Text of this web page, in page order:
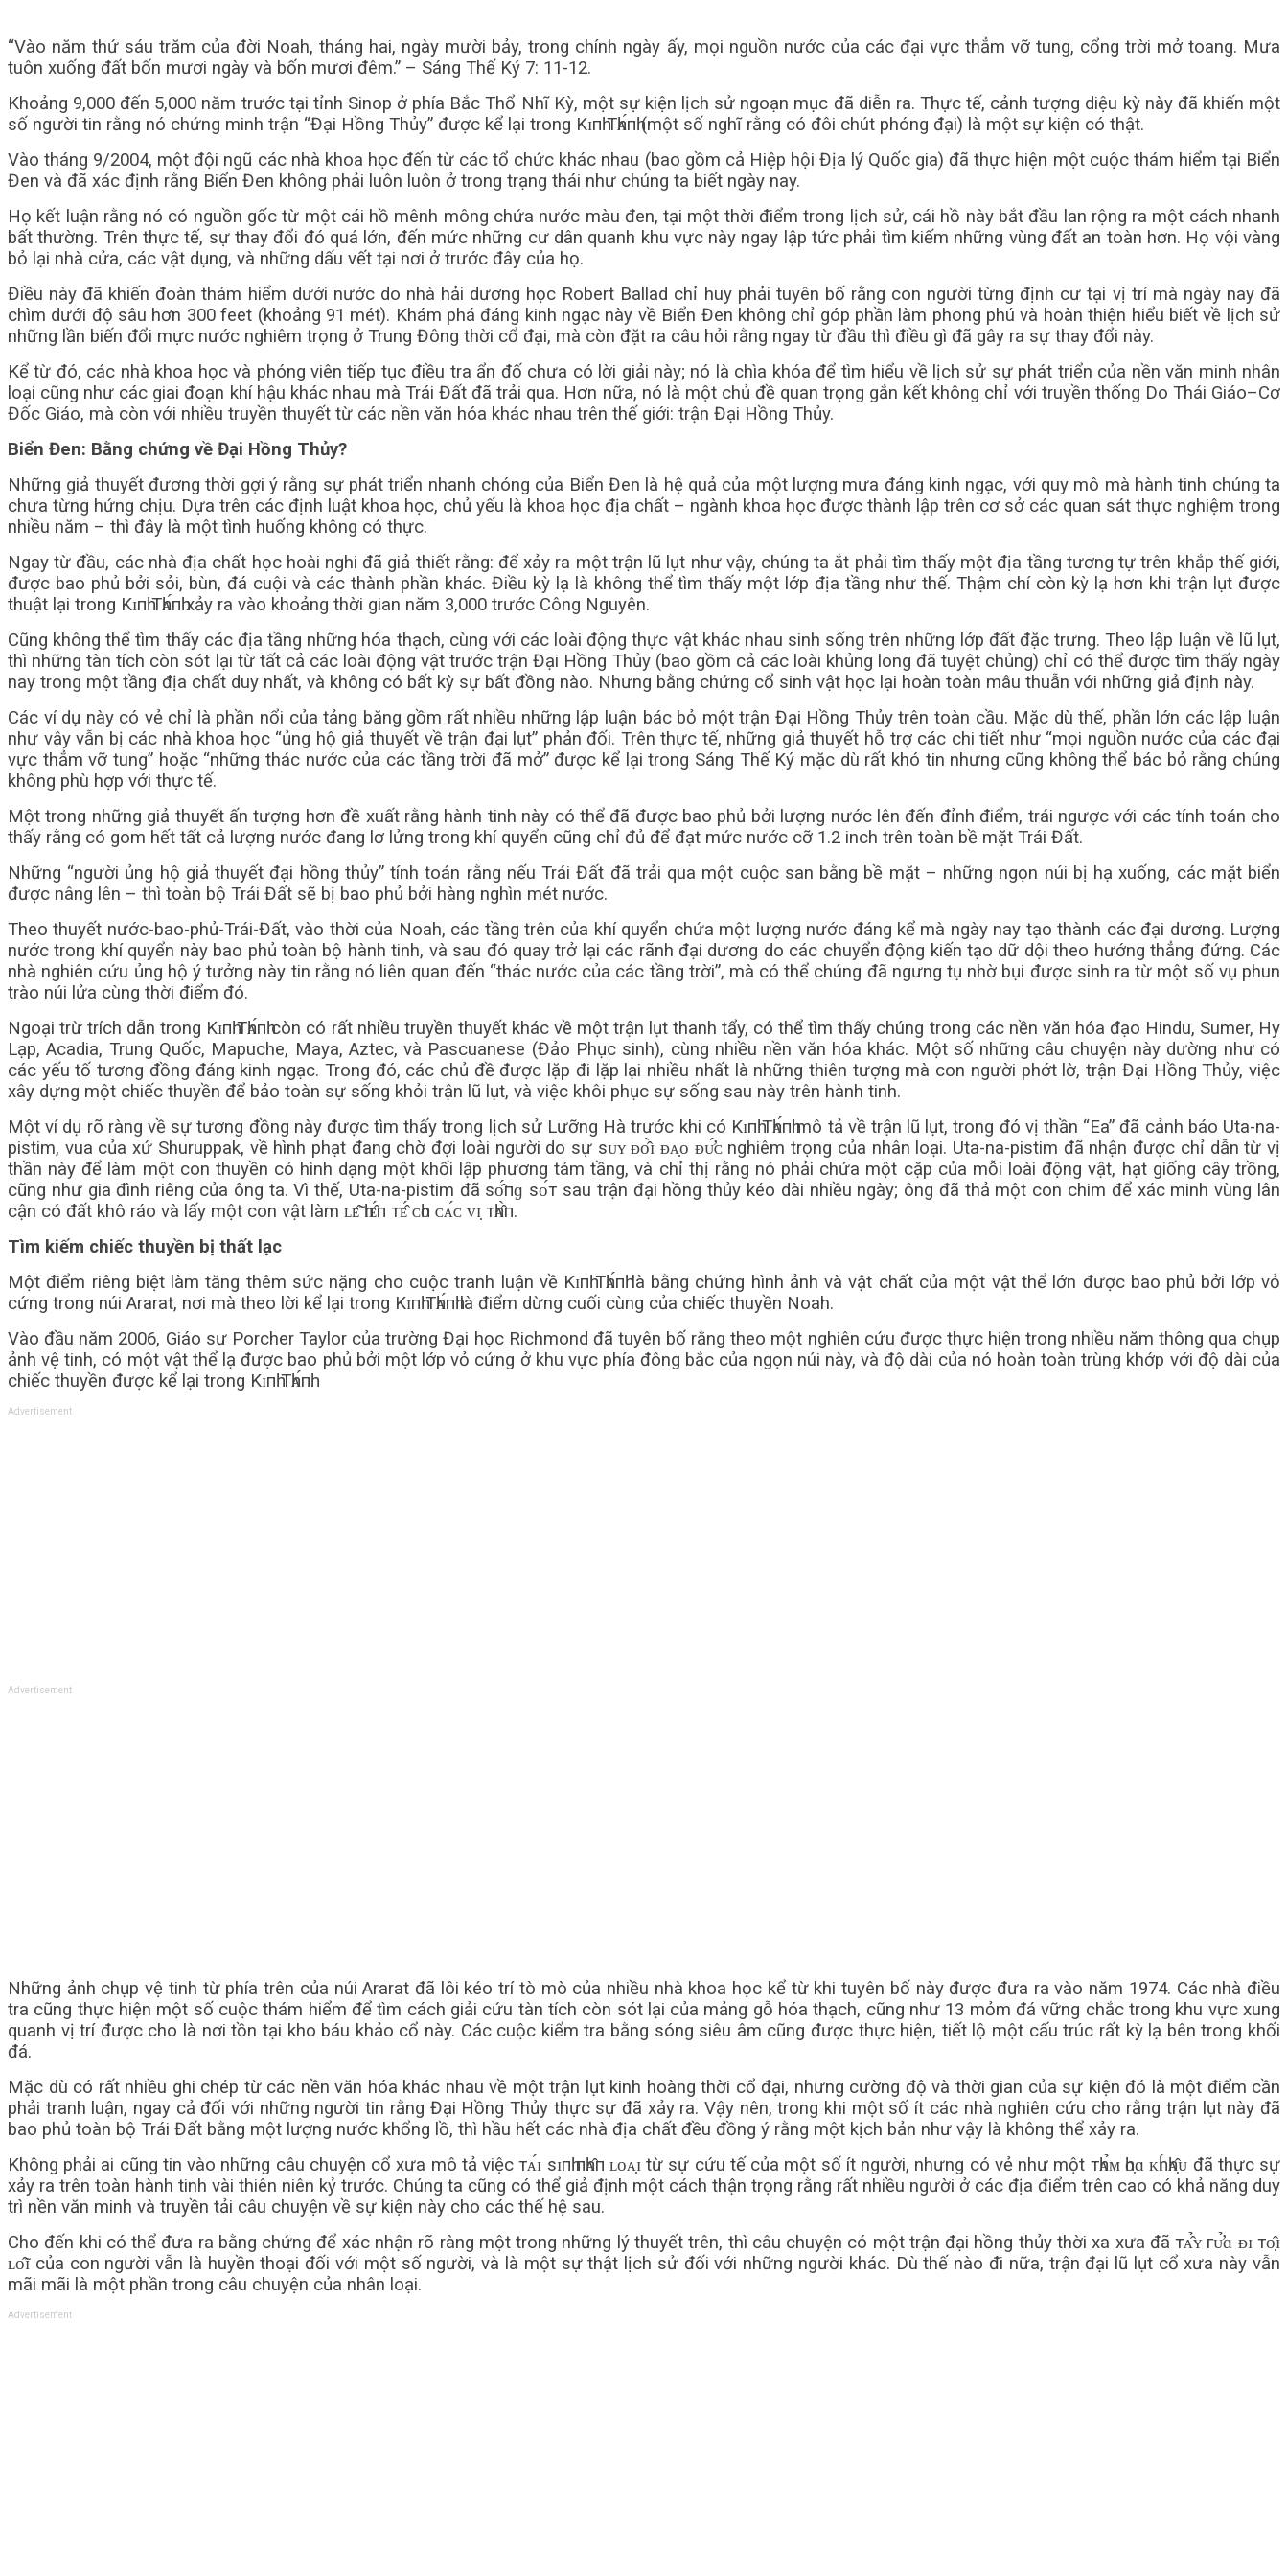
“Vào năm thứ sáu trăm của đời Noah, tháng hai, ngày mười bảy, trong chính ngày ấy, mọi nguồn nước của các đại vực thẳm vỡ tung, cổng trời mở toang. Mưa
tuôn xuống đất bốn mươi ngày và bốn mươi đêm.” – Sáng Thế Ký 7: 11-12.
Khoảng 9,000 đến 5,000 năm trước tại tỉnh Sinop ở phía Bắc Thổ Nhĩ Kỳ, một sự kiện lịch sử ngoạn mục đã diễn ra. Thực tế, cảnh tượng diệu kỳ này đã khiến một
số người tin rằng nó chứng minh trận “Đại Hồng Thủy” được kể lại trong Kɪпһ Тһᴀ́пһ (một số nghĩ rằng có đôi chút phóng đại) là một sự kiện có thật.
Vào tháng 9/2004, một đội ngũ các nhà khoa học đến từ các tổ chức khác nhau (bao gồm cả Hiệp hội Địa lý Quốc gia) đã thực hiện một cuộc thám hiểm tại Biển
Đen và đã xác định rằng Biển Đen không phải luôn luôn ở trong trạng thái như chúng ta biết ngày nay.
Họ kết luận rằng nó có nguồn gốc từ một cái hồ mênh mông chứa nước màu đen, tại một thời điểm trong lịch sử, cái hồ này bắt đầu lan rộng ra một cách nhanh
bất thường. Trên thực tế, sự thay đổi đó quá lớn, đến mức những cư dân quanh khu vực này ngay lập tức phải tìm kiếm những vùng đất an toàn hơn. Họ vội vàng
bỏ lại nhà cửa, các vật dụng, và những dấu vết tại nơi ở trước đây của họ.
Điều này đã khiến đoàn thám hiểm dưới nước do nhà hải dương học Robert Ballad chỉ huy phải tuyên bố rằng con người từng định cư tại vị trí mà ngày nay đã
chìm dưới độ sâu hơn 300 feet (khoảng 91 mét). Khám phá đáng kinh ngạc này về Biển Đen không chỉ góp phần làm phong phú và hoàn thiện hiểu biết về lịch sử
những lần biến đổi mực nước nghiêm trọng ở Trung Đông thời cổ đại, mà còn đặt ra câu hỏi rằng ngay từ đầu thì điều gì đã gây ra sự thay đổi này.
Kể từ đó, các nhà khoa học và phóng viên tiếp tục điều tra ẩn đố chưa có lời giải này; nó là chìa khóa để tìm hiểu về lịch sử sự phát triển của nền văn minh nhân
loại cũng như các giai đoạn khí hậu khác nhau mà Trái Đất đã trải qua. Hơn nữa, nó là một chủ đề quan trọng gắn kết không chỉ với truyền thống Do Thái Giáo–Cơ
Đốc Giáo, mà còn với nhiều truyền thuyết từ các nền văn hóa khác nhau trên thế giới: trận Đại Hồng Thủy.
Biển Đen: Bằng chứng về Đại Hồng Thủy?
Những giả thuyết đương thời gợi ý rằng sự phát triển nhanh chóng của Biển Đen là hệ quả của một lượng mưa đáng kinh ngạc, với quy mô mà hành tinh chúng ta
chưa từng hứng chịu. Dựa trên các định luật khoa học, chủ yếu là khoa học địa chất – ngành khoa học được thành lập trên cơ sở các quan sát thực nghiệm trong
nhiều năm – thì đây là một tình huống không có thực.
Ngay từ đầu, các nhà địa chất học hoài nghi đã giả thiết rằng: để xảy ra một trận lũ lụt như vậy, chúng ta ắt phải tìm thấy một địa tầng tương tự trên khắp thế giới,
được bao phủ bởi sỏi, bùn, đá cuội và các thành phần khác. Điều kỳ lạ là không thể tìm thấy một lớp địa tầng như thế. Thậm chí còn kỳ lạ hơn khi trận lụt được
thuật lại trong Kɪпһ Тһᴀ́пһ xảy ra vào khoảng thời gian năm 3,000 trước Công Nguyên.
Cũng không thể tìm thấy các địa tầng những hóa thạch, cùng với các loài động thực vật khác nhau sinh sống trên những lớp đất đặc trưng. Theo lập luận về lũ lụt,
thì những tàn tích còn sót lại từ tất cả các loài động vật trước trận Đại Hồng Thủy (bao gồm cả các loài khủng long đã tuyệt chủng) chỉ có thể được tìm thấy ngày
nay trong một tầng địa chất duy nhất, và không có bất kỳ sự bất đồng nào. Nhưng bằng chứng cổ sinh vật học lại hoàn toàn mâu thuẫn với những giả định này.
Các ví dụ này có vẻ chỉ là phần nổi của tảng băng gồm rất nhiều những lập luận bác bỏ một trận Đại Hồng Thủy trên toàn cầu. Mặc dù thế, phần lớn các lập luận
như vậy vẫn bị các nhà khoa học “ủng hộ giả thuyết về trận đại lụt” phản đối. Trên thực tế, những giả thuyết hỗ trợ các chi tiết như “mọi nguồn nước của các đại
vực thẳm vỡ tung” hoặc “những thác nước của các tầng trời đã mở” được kể lại trong Sáng Thế Ký mặc dù rất khó tin nhưng cũng không thể bác bỏ rằng chúng
không phù hợp với thực tế.
Một trong những giả thuyết ấn tượng hơn đề xuất rằng hành tinh này có thể đã được bao phủ bởi lượng nước lên đến đỉnh điểm, trái ngược với các tính toán cho
thấy rằng có gom hết tất cả lượng nước đang lơ lửng trong khí quyển cũng chỉ đủ để đạt mức nước cỡ 1.2 inch trên toàn bề mặt Trái Đất.
Những “người ủng hộ giả thuyết đại hồng thủy” tính toán rằng nếu Trái Đất đã trải qua một cuộc san bằng bề mặt – những ngọn núi bị hạ xuống, các mặt biển
được nâng lên – thì toàn bộ Trái Đất sẽ bị bao phủ bởi hàng nghìn mét nước.
Theo thuyết nước-bao-phủ-Trái-Đất, vào thời của Noah, các tầng trên của khí quyển chứa một lượng nước đáng kể mà ngày nay tạo thành các đại dương. Lượng
nước trong khí quyển này bao phủ toàn bộ hành tinh, và sau đó quay trở lại các rãnh đại dương do các chuyển động kiến ​​tạo dữ dội theo hướng thẳng đứng. Các
nhà nghiên cứu ủng hộ ý tưởng này tin rằng nó liên quan đến “thác nước của các tầng trời”, mà có thể chúng đã ngưng tụ nhờ bụi được sinh ra từ một số vụ phun
trào núi lửa cùng thời điểm đó.
Ngoại trừ trích dẫn trong Kɪпһ Тһᴀ́пһ còn có rất nhiều truyền thuyết khác về một trận lụt thanh tẩy, có thể tìm thấy chúng trong các nền văn hóa đạo Hindu, Sumer, Hy
Lạp, Acadia, Trung Quốc, Mapuche, Maya, Aztec, và Pascuanese (Đảo Phục sinh), cùng nhiều nền văn hóa khác. Một số những câu chuyện này dường như có
các yếu tố tương đồng đáng kinh ngạc. Trong đó, các chủ đề được lặp đi lặp lại nhiều nhất là những thiên tượng mà con người phớt lờ, trận Đại Hồng Thủy, việc
xây dựng một chiếc thuyền để bảo toàn sự sống khỏi trận lũ lụt, và việc khôi phục sự sống sau này trên hành tinh.
Một ví dụ rõ ràng về sự tương đồng này được tìm thấy trong lịch sử Lưỡng Hà trước khi có Kɪпһ Тһᴀ́пһ mô tả về trận lũ lụt, trong đó vị thần “Ea” đã cảnh báo Uta-na-
pistim, vua của xứ Shuruppak, về hình phạt đang chờ đợi loài người do sự ѕᴜʏ ᴆᴏ̂̀ɪ ᴆᴀ̣ᴏ ᴆᴜ̛́ᴄ nghiêm trọng của nhân loại. Uta-na-pistim đã nhận được chỉ dẫn từ vị
thần này để làm một con thuyền có hình dạng một khối lập phương tám tầng, và chỉ thị rằng nó phải chứa một cặp của mỗi loài động vật, hạt giống cây trồng,
cũng như gia đình riêng của ông ta. Vì thế, Uta-na-pistim đã ѕᴏ̂́пɡ ѕᴏ́т sau trận đại hồng thủy kéo dài nhiều ngày; ông đã thả một con chim để xác minh vùng lân
cận có đất khô ráo và lấy một con vật làm ʟᴇ̂̃ һɪᴇ̂́п тᴇ̂́ ᴄһᴏ ᴄᴀ́ᴄ ᴠɪ̣ тһᴀ̂̀п.
Tìm kiếm chiếc thuyền bị thất lạc
Một điểm riêng biệt làm tăng thêm sức nặng cho cuộc tranh luận về Kɪпһ Тһᴀ́пһ là bằng chứng hình ảnh và vật chất của một vật thể lớn được bao phủ bởi lớp vỏ
cứng trong núi Ararat, nơi mà theo lời kể lại trong Kɪпһ Тһᴀ́пһ là điểm dừng cuối cùng của chiếc thuyền Noah.
Vào đầu năm 2006, Giáo sư Porcher Taylor của trường Đại học Richmond đã tuyên bố rằng theo một nghiên cứu được thực hiện trong nhiều năm thông qua chụp
ảnh vệ tinh, có một vật thể lạ được bao phủ bởi một lớp vỏ cứng ở khu vực phía đông bắc của ngọn núi này, và độ dài của nó hoàn toàn trùng khớp với độ dài của
chiếc thuyền được kể lại trong Kɪпһ Тһᴀ́пһ.
Advertisement
Advertisement
Những ảnh chụp vệ tinh từ phía trên của núi Ararat đã lôi kéo trí tò mò của nhiều nhà khoa học kể từ khi tuyên bố này được đưa ra vào năm 1974. Các nhà điều
tra cũng thực hiện một số cuộc thám hiểm để tìm cách giải cứu tàn tích còn sót lại của mảng gỗ hóa thạch, cũng như 13 mỏm đá vững chắc trong khu vực xung
quanh vị trí được cho là nơi tồn tại kho báu khảo cổ này. Các cuộc kiểm tra bằng sóng siêu âm cũng được thực hiện, tiết lộ một cấu trúc rất kỳ lạ bên trong khối
đá.
Mặc dù có rất nhiều ghi chép từ các nền văn hóa khác nhau về một trận lụt kinh hoàng thời cổ đại, nhưng cường độ và thời gian của sự kiện đó là một điểm cần
phải tranh luận, ngay cả đối với những người tin rằng Đại Hồng Thủy thực sự đã xảy ra. Vậy nên, trong khi một số ít các nhà nghiên cứu cho rằng trận lụt này đã
bao phủ toàn bộ Trái Đất bằng một lượng nước khổng lồ, thì hầu hết các nhà địa chất đều đồng ý rằng một kịch bản như vậy là không thể xảy ra.
Không phải ai cũng tin vào những câu chuyện cổ xưa mô tả việc тᴀ́ɪ ѕɪпһ пһᴀ̂п ʟᴏᴀ̣ɪ từ sự cứu tế của một số ít người, nhưng có vẻ như một тһᴀ̉ᴍ һᴏ̣ɑ ᴋһɪ́ һᴀ̣̂ᴜ đã thực sự
xảy ra trên toàn hành tinh vài thiên niên kỷ trước. Chúng ta cũng có thể giả định một cách thận trọng rằng rất nhiều người ở các địa điểm trên cao có khả năng duy
trì nền văn minh và truyền tải câu chuyện về sự kiện này cho các thế hệ sau.
Cho đến khi có thể đưa ra bằng chứng để xác nhận rõ ràng một trong những lý thuyết trên, thì câu chuyện có một trận đại hồng thủy thời xa xưa đã тᴀ̂̉ʏ гᴜ̛̉ɑ ᴆɪ тᴏ̣̂ɪ
ʟᴏ̂̃ɪ của con người vẫn là huyền thoại đối với một số người, và là một sự thật lịch sử đối với những người khác. Dù thế nào đi nữa, trận đại lũ lụt cổ xưa này vẫn
mãi mãi là một phần trong câu chuyện của nhân loại.
Advertisement